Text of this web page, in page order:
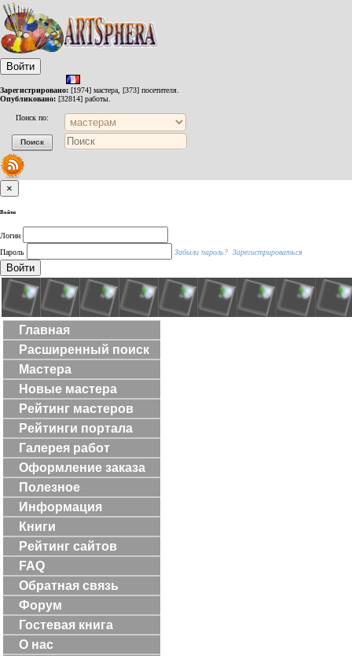
Войти
Зарегистрировано: [1974] мастера, [373] посетителя.
Опубликовано: [32814] работы.
Поиск по:
×
Войти
Логин
Пароль
Забыли пароль? Зарегистрироваться
Войти
Главная
Расширенный поиск
Мастера
Новые мастера
Рейтинг мастеров
Рейтинги портала
Галерея работ
Оформление заказа
Полезное
Информация
Книги
Рейтинг сайтов
FAQ
Обратная связь
Форум
Гостевая книга
О нас